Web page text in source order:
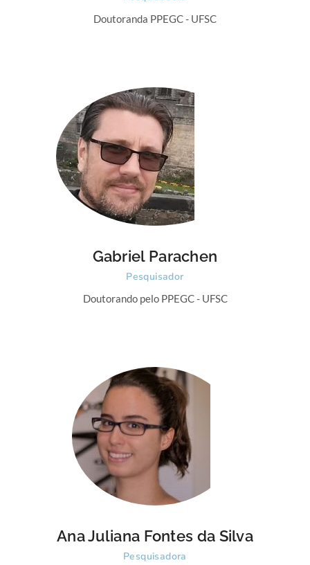
Doutoranda PPEGC - UFSC
Gabriel Parachen
Pesquisador
Doutorando pelo PPEGC - UFSC
Ana Juliana Fontes da Silva
Pesquisadora